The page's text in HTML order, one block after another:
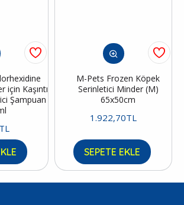
için Kaşıntı
Şampuan
M-Pets Frozen Köpek
Serinletici Minder (M)
65x50cm
1.922,70TL
SEPETE EKLE